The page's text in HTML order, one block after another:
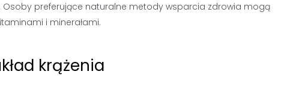
Osoby preferujące naturalne metody wsparcia zdrowia mogą
i minerałami.
krążenia